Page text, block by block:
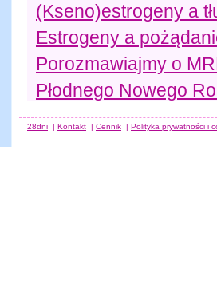
(Kseno)estrogeny a
Estrogeny a
Porozmawiajmy o
Płodnego Nowego
28dni | Kontakt | Cennik | Polityka prywatności i